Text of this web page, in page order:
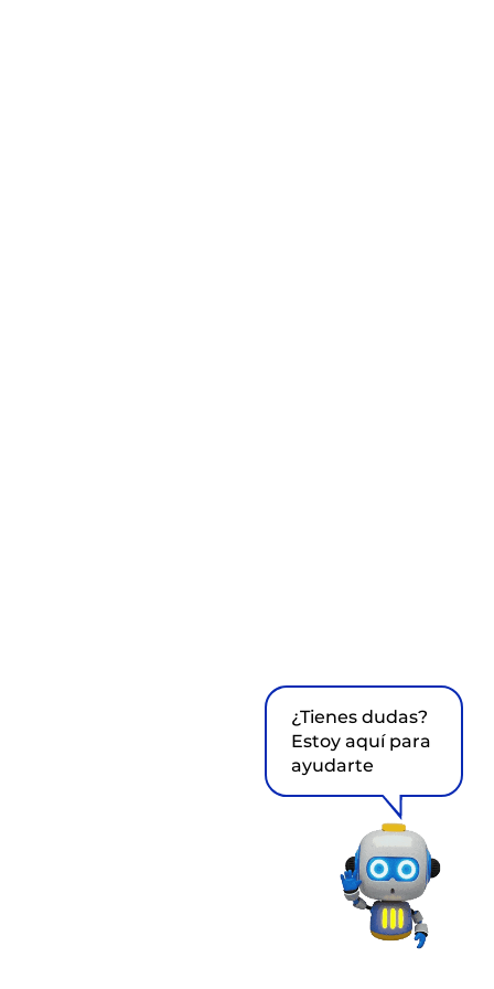
¿Tienes dudas?
Estoy aquí para
ayudarte